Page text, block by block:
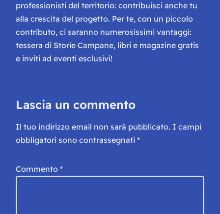
professionisti del territorio: contribuisci anche tu
alla crescita del progetto. Per te, con un piccolo
contributo, ci saranno numerosissimi vantaggi:
tessera di Storie Campane, libri e magazine gratis
e inviti ad eventi esclusivi!
Lascia un commento
Il tuo indirizzo email non sarà pubblicato. I campi
obbligatori sono contrassegnati *
Commento *